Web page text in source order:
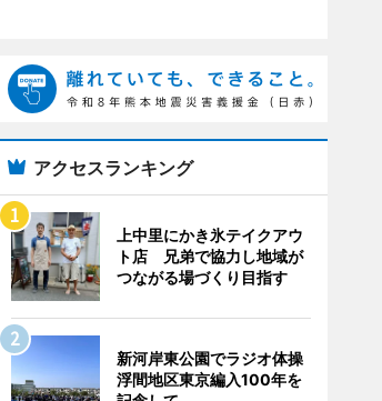
アクセスランキング
上中里にかき氷テイクアウ
ト店 兄弟で協力し地域が
つながる場づくり目指す
新河岸東公園でラジオ体操
浮間地区東京編入100年を